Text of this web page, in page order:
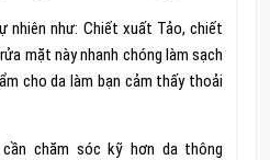
nhiên như: Chiết xuất Tảo, chiết
mặt này nhanh chóng làm sạch
cho da làm bạn cảm thấy thoải
chăm sóc kỹ hơn da thông